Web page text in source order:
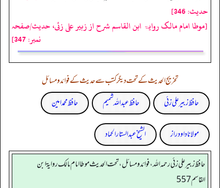
حديث: 346]
[موطا امام مالک روایۃ ابن القاسم شرح از زبیر علی زئی، حدیث/صفحہ
نمبر: 347]
تخریج الحدیث کے تحت دیگر کتب سے حدیث کے فوائد و مسائل
حافظ زبیر علی زئی
حافظ عبداللہ شمیم حافظ محمد امین
مولانا داود راز الشیخ عبدالستار الحماد
حافظ زبير على زئي رحمه الله، فوائد و مسائل، تحت الحديث موطا امام مالك رواية ابن
القاسم 557